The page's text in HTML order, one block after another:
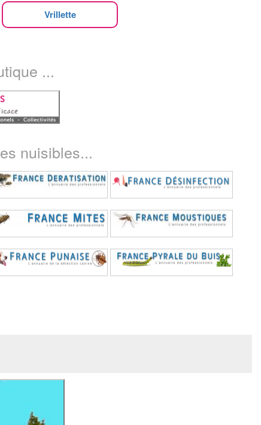
Vrillette
...
nuisibles...